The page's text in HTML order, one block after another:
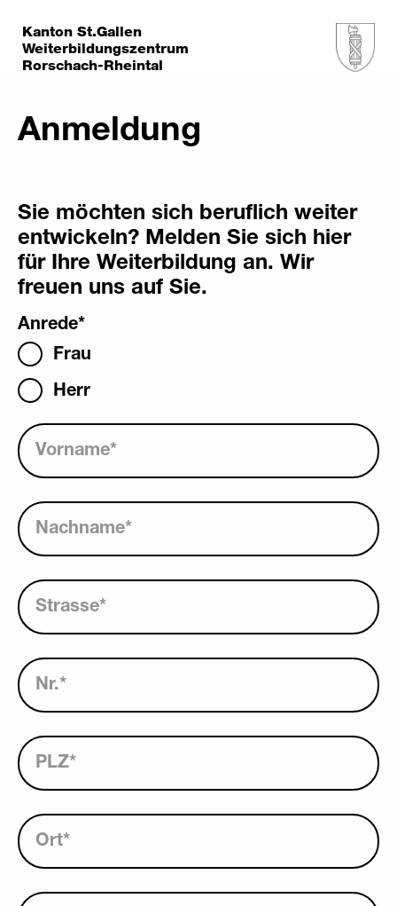
Kanton St.Gallen
Weiterbildungszentrum
Rorschach-Rheintal
Anmeldung
Sie möchten sich beruflich weiter
entwickeln? Melden Sie sich hier
für Ihre Weiterbildung an. Wir
freuen uns auf Sie.
Anrede*
Frau
Herr
Vorname*
Nachname*
Strasse*
Nr.*
PLZ*
Ort*